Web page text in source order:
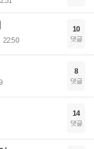
22:50
10
댓글
8
댓글
14
댓글